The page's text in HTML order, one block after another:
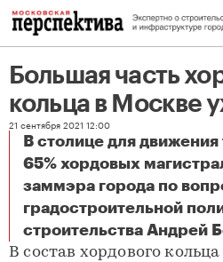
Большая часть
кольца в Москве
21 сентября 2021 12:00
В столице для
65% хордовых
заммэра города по
градостроительной
строительства Андрей
В состав хордового